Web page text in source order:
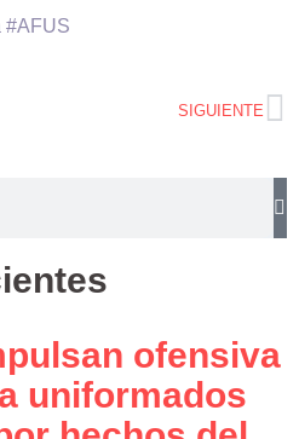
#AFUS
SIGUIENTE
ofensiva
uniformados